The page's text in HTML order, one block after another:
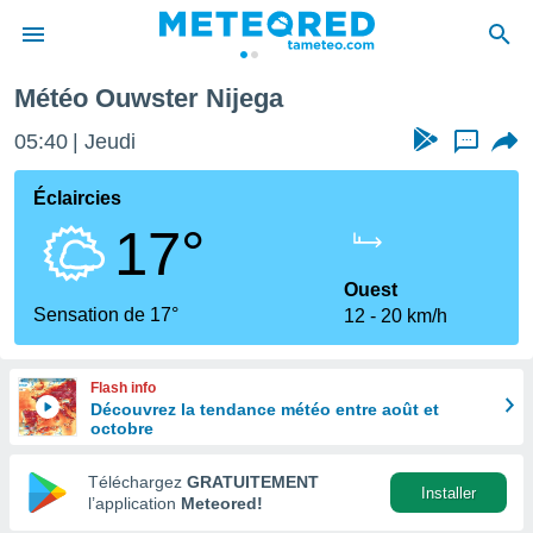
de
en
Météo Ouwster Nijega
05:40 Jeudi ...
Éclaircies
17°
Sensation de 17°
Ouest
12
20 km/h
Flash info
Découvrez la tendance météo entre août et
octobre
Téléchargez GRATUITEMENT
l’application Meteored!
Installer